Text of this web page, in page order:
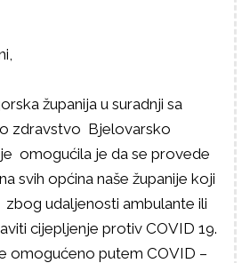
županija u suradnji sa
zdravstvo Bjelovarsko
omogućila je da se provede
svih općina naše županije koji
udaljenosti ambulante ili
cijepljenje protiv COVID 19.
omogućeno putem COVID –